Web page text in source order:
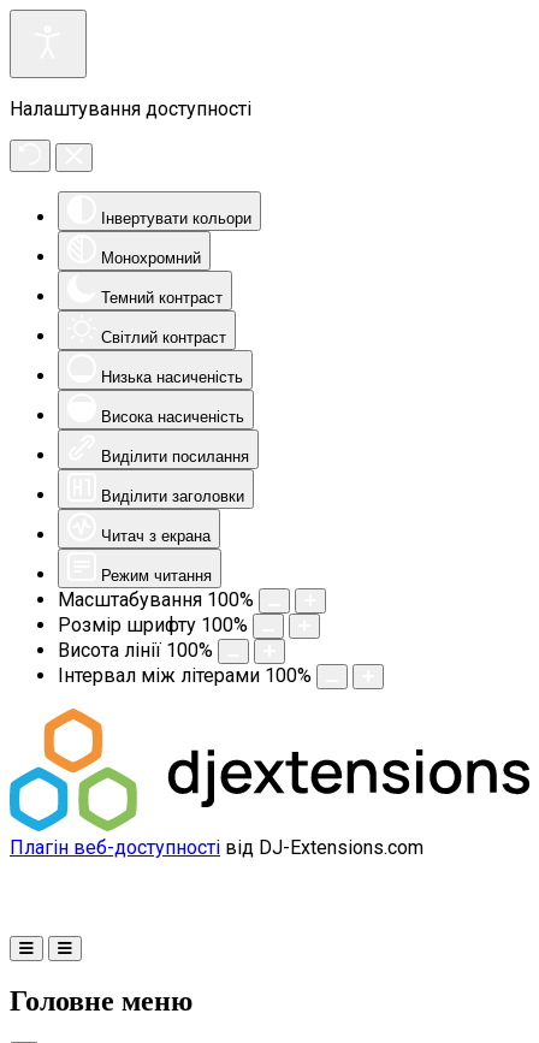
Налаштування доступності
Інвертувати кольори
Монохромний
Темний контраст
Світлий контраст
Низька насиченість
Висока насиченість
Виділити посилання
Виділити заголовки
Читач з екрана
Режим читання
Масштабування 100%
Розмір шрифту 100%
Висота лінії 100%
Інтервал між літерами 100%
Плагін веб-доступності від DJ-Extensions.com
Головне меню